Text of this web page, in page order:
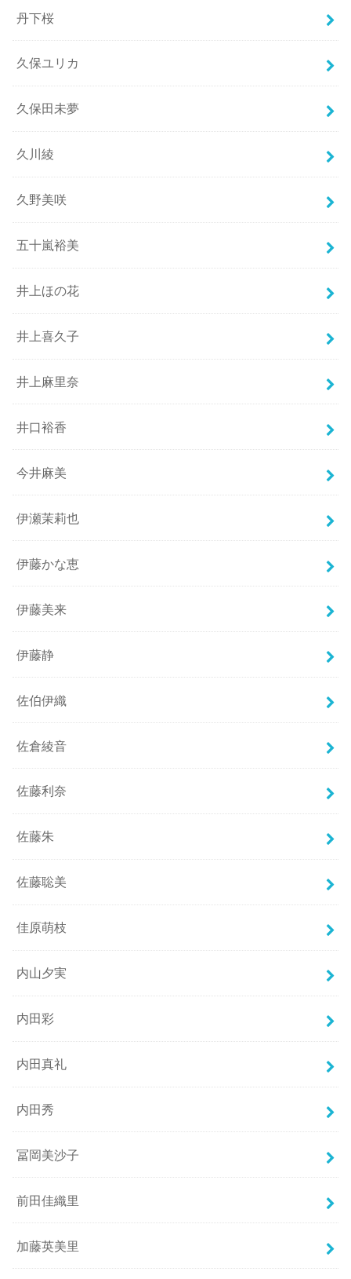
丹下桜
久保ユリカ
久保田未夢
久川綾
久野美咲
五十嵐裕美
井上ほの花
井上喜久子
井上麻里奈
井口裕香
今井麻美
伊瀬茉莉也
伊藤かな恵
伊藤美来
伊藤静
佐伯伊織
佐倉綾音
佐藤利奈
佐藤朱
佐藤聡美
佳原萌枝
内山夕実
内田彩
内田真礼
内田秀
冨岡美沙子
前田佳織里
加藤英美里